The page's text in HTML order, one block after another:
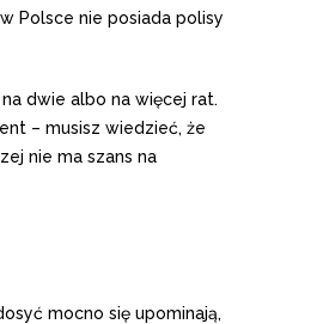
Polsce nie posiada polisy
dwie albo na więcej rat.
– musisz wiedzieć, że
nie ma szans na
mocno się upominają,